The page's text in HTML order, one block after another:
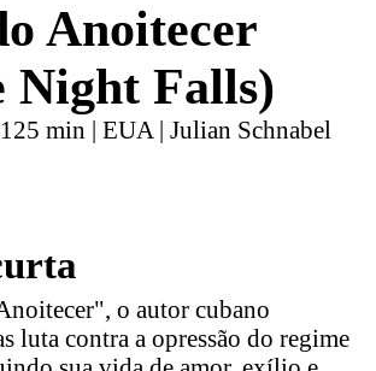
Anoitecer
Night Falls)
min | EUA | Julian Schnabel
o autor cubano
luta contra a opressão do regime